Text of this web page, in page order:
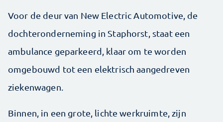
Voor de deur van New Electric Automotive, de
dochteronderneming in Staphorst, staat een
ambulance geparkeerd, klaar om te worden
omgebouwd tot een elektrisch aangedreven
ziekenwagen.
Binnen, in een grote, lichte werkruimte, zijn